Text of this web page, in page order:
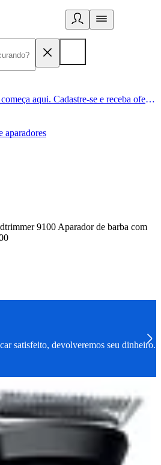
Um estilo de vida saudável começa aqui. Cadastre-se e receba ofertas exclusivas.
aparadores
9100 Aparador de barba com
satisfeito, devolveremos seu dinheiro.